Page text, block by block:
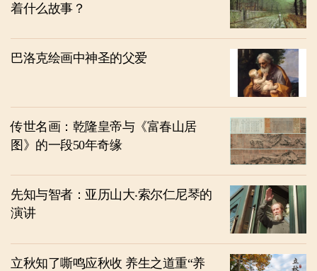
着什么故事？
巴洛克绘画中神圣的父爱
传世名画：乾隆皇帝与《富春山居
图》的一段50年奇缘
先知与智者：亚历山大‧索尔仁尼琴的
演讲
立秋知了嘶鸣应秋收 养生之道重“养